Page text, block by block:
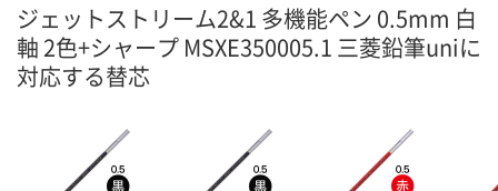
ジェットストリーム2&1 多機能ペン 0.5mm 白
軸 2色+シャープ MSXE350005.1 三菱鉛筆uniに
対応する替芯